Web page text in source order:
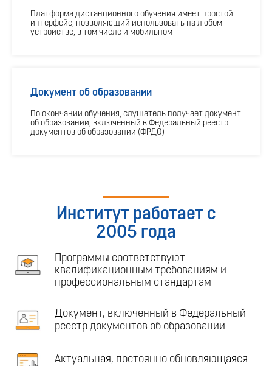
Платформа дистанционного обучения имеет простой
интерфейс, позволяющий использовать на любом
устройстве, в том числе и мобильном
Документ об образовании
По окончании обучения, слушатель получает документ
об образовании, включенный в Федеральный реестр
документов об образовании (ФРДО)
Институт работает с
2005 года
Программы соответствуют
квалификационным требованиям и
профессиональным стандартам
Документ, включенный в Федеральный
реестр документов об образовании
Актуальная, постоянно обновляющаяся